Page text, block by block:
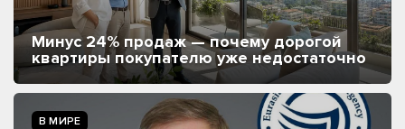
Минус 24% продаж — почему дорогой
квартиры покупателю уже недостаточно
В МИРЕ